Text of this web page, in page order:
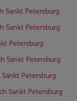
Sankt Petersburg
Sankt Petersburg
Petersburg
Sankt Petersburg
Petersburg
Sankt Petersburg